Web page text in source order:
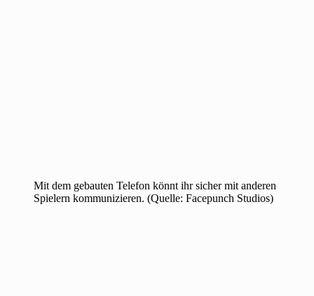
Mit dem gebauten Telefon könnt ihr sicher mit anderen
Spielern kommunizieren. (Quelle: Facepunch Studios)